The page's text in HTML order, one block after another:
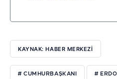
KAYNAK: HABER MERKEZİ
# CUMHURBAŞKANI #